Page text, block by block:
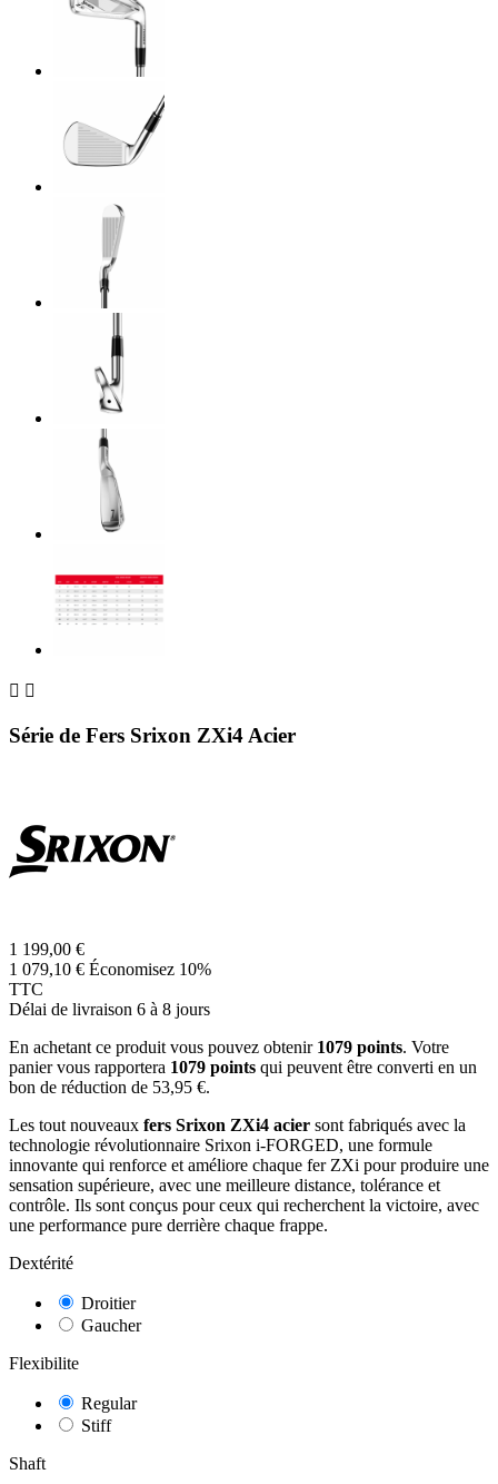
 
Série de Fers Srixon ZXi4 Acier
1 199,00 €
1 079,10 € Économisez 10%
TTC
Délai de livraison 6 à 8 jours
En achetant ce produit vous pouvez obtenir 1079 points. Votre
panier vous rapportera 1079 points qui peuvent être converti en un
bon de réduction de 53,95 €.
Les tout nouveaux fers Srixon ZXi4 acier sont fabriqués avec la
technologie révolutionnaire Srixon i-FORGED, une formule
innovante qui renforce et améliore chaque fer ZXi pour produire une
sensation supérieure, avec une meilleure distance, tolérance et
contrôle. Ils sont conçus pour ceux qui recherchent la victoire, avec
une performance pure derrière chaque frappe.
Dextérité
Droitier
Gaucher
Flexibilite
Regular
Stiff
Shaft